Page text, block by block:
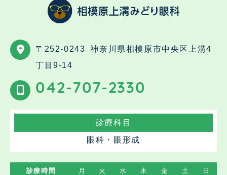
〒252-0243
神奈川県相模原市中央区上溝4
丁目9-14
042-707-2330
診療科目
眼科・眼形成
診療時間 月 火 水 木 金 土 日